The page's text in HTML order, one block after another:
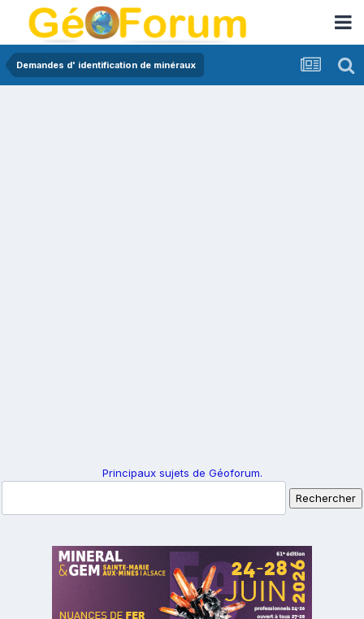
Demandes d' identification de minéraux
Principaux sujets de Géoforum.